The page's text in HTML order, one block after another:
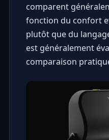
comparent
fonction du confort
plutôt que du
est généralement
comparaison